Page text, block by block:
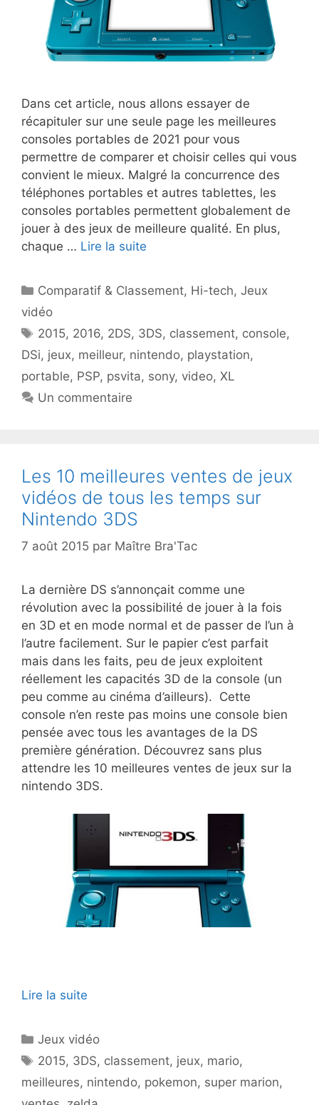
Dans cet article, nous allons essayer de
récapituler sur une seule page les meilleures
consoles portables de 2021 pour vous
permettre de comparer et choisir celles qui vous
convient le mieux. Malgré la concurrence des
téléphones portables et autres tablettes, les
consoles portables permettent globalement de
jouer à des jeux de meilleure qualité. En plus,
chaque … Lire la suite
Catégories
Comparatif & Classement, Hi-tech,Jeux
vidéo
Étiquettes
2015, 2016, 2DS, 3DS, classement, console,
DSi, jeux, meilleur, nintendo, playstation,
portable, PSP, psvita, sony, video, XL
Un commentaire
Les 10 meilleures ventes de jeux
vidéos de tous les temps sur
Nintendo 3DS
7 août 2015 par Maître Bra'Tac
La dernière DS s’annonçait comme une
révolution avec la possibilité de jouer à la fois
en 3D et en mode normal et de passer de l’un à
l’autre facilement. Sur le papier c’est parfait
mais dans les faits, peu de jeux exploitent
réellement les capacités 3D de la console (un
peu comme au cinéma d’ailleurs). Cette
console n’en reste pas moins une console bien
pensée avec tous les avantages de la DS
première génération. Découvrez sans plus
attendre les 10 meilleures ventes de jeux sur la
nintendo 3DS.
Lire la suite
Catégories
Jeux vidéo
Étiquettes
2015, 3DS, classement, jeux, mario,
meilleures, nintendo, pokemon, super marion,